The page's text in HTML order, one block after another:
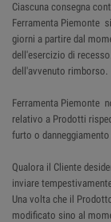
Ciascuna consegna
Ferramenta Piemonte
giorni a partire dal
dell'esercizio di
dell'avvenuto rimborso.
Ferramenta Piemonte
relativo a Prodotti
furto o
Qualora il Cliente
inviare
Una volta che il
modificato sino al